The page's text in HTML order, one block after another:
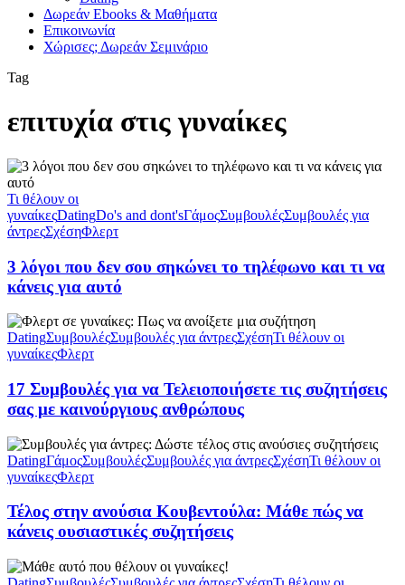
Δωρεάν Ebooks & Μαθήματα
Επικοινωνία
Χώρισες; Δωρεάν Σεμινάριο
Tag
επιτυχία στις γυναίκες
Τι θέλουν οι
γυναίκεςDatingDo's and dont'sΓάμοςΣυμβουλέςΣυμβουλές για
άντρεςΣχέσηΦλερτ
3 λόγοι που δεν σου σηκώνει το τηλέφωνο και τι να
κάνεις για αυτό
DatingΣυμβουλέςΣυμβουλές για άντρεςΣχέσηΤι θέλουν οι
γυναίκεςΦλερτ
17 Συμβουλές για να Τελειοποιήσετε τις συζητήσεις
σας με καινούργιους ανθρώπους
DatingΓάμοςΣυμβουλέςΣυμβουλές για άντρεςΣχέσηΤι θέλουν οι
γυναίκεςΦλερτ
Τέλος στην ανούσια Κουβεντούλα: Μάθε πώς να
κάνεις ουσιαστικές συζητήσεις